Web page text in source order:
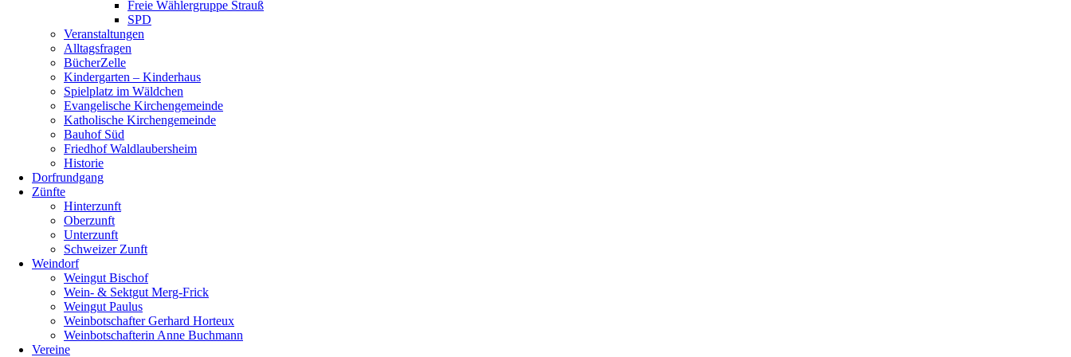
Freie Wählergruppe Strauß
SPD
Veranstaltungen
Alltagsfragen
BücherZelle
Kindergarten – Kinderhaus
Spielplatz im Wäldchen
Evangelische Kirchengemeinde
Katholische Kirchengemeinde
Bauhof Süd
Friedhof Waldlaubersheim
Historie
Dorfrundgang
Zünfte
Hinterzunft
Oberzunft
Unterzunft
Schweizer Zunft
Weindorf
Weingut Bischof
Wein- & Sektgut Merg-Frick
Weingut Paulus
Weinbotschafter Gerhard Horteux
Weinbotschafterin Anne Buchmann
Vereine